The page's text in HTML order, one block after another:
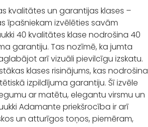
kvalitātes un garantijas klases –
īpašniekam izvēlēties savām
40 kvalitātes klase nodrošina 40
garantiju. Tas nozīmē, ka jumta
arī vizuāli pievilcīgu izskatu.
klases risinājums, kas nodrošina
izpildījuma garantiju. Šī izvēle
ar matētu, elegantu virsmu un
Adamante priekšrocība ir arī
un atturīgos toņos, piemēram,